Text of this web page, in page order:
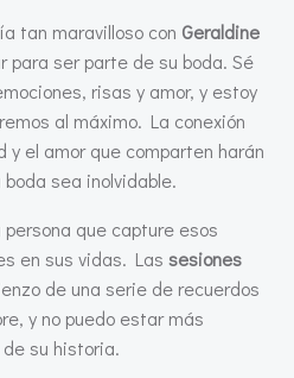
tan maravilloso con Geraldine
para ser parte de su boda. Sé
risas y amor, y estoy
al máximo. La conexión
y el amor que comparten harán
sea inolvidable.
persona que capture esos
en sus vidas. Las sesiones
de una serie de recuerdos
y no puedo estar más
su historia.